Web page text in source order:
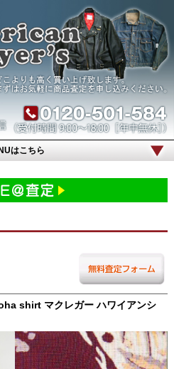
はこちら
shirt マクレガー ハワイアンシ